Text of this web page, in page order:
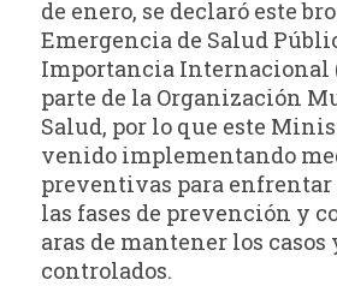
de enero, se declaró este
Emergencia de Salud
Importancia Internacional
parte de la Organización
Salud, por lo que este
venido implementando
preventivas para enfrentar
las fases de prevención y
aras de mantener los casos
controlados.